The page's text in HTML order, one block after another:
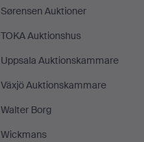
Sørensen Auktioner
TOKA Auktionshus
Uppsala Auktionskammare
Växjö Auktionskammare
Walter Borg
Wickmans